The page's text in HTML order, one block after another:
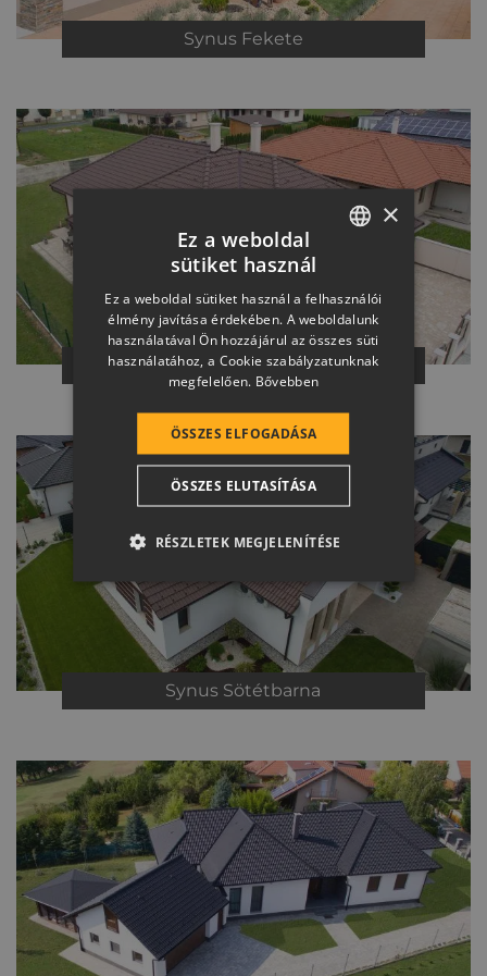
Synus Fekete
SynusSötétbarna
Synus Sötétbarna
HUNGARIAN
SLOVAK
GERMAN
ROMANIAN
CROATIAN
SR
RO-HU
ITALIAN
×
Ez a weboldal
sütiket használ
Ez a weboldal sütiket használ a felhasználói
élmény javítása érdekében. A weboldalunk
használatával Ön hozzájárul az összes süti
használatához, a Cookie szabályzatunknak
megfelelően. Bővebben
ÖSSZES ELFOGADÁSA
ÖSSZES ELUTASÍTÁSA
RÉSZLETEK MEGJELENÍTÉSE